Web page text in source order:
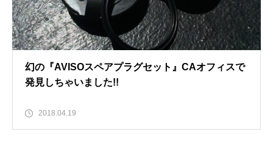
幻の『AVISOスペアプラグセット』CAオフィスで
発見しちゃいました!!
2018.04.19